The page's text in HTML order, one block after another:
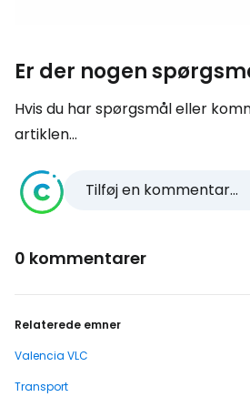
Er der nogen
Hvis du har spørgsmål eller
artiklen...
Tilføj en kommentar...
0 kommentarer
Relaterede emner
Valencia VLC
Transport